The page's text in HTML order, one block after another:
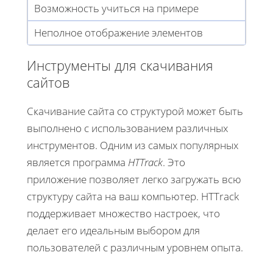
Возможность учиться на примере
Неполное отображение элементов
Инструменты для скачивания
сайтов
Скачивание сайта со структурой может быть
выполнено с использованием различных
инструментов. Одним из самых популярных
является программа HTTrack. Это
приложение позволяет легко загружать всю
структуру сайта на ваш компьютер. HTTrack
поддерживает множество настроек, что
делает его идеальным выбором для
пользователей с различным уровнем опыта.